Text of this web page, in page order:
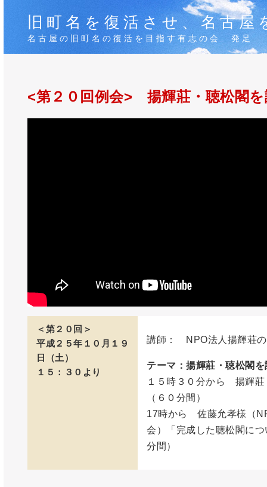
旧町名を復活させ、名古
名古屋の旧町名の復活を目指す有志の会 発足
<第２０回例会> 揚輝莊・聴松閣
＜第２０回＞
平成２５年１０月１９
日（土）
１５：３０より
講師： NPO法人揚輝荘
テーマ：揚輝莊・聴松閣を
１５時３０分から 揚輝莊
（６０分間）
17時から 佐藤允孝様（
会）「完成した聴松閣に
分間）